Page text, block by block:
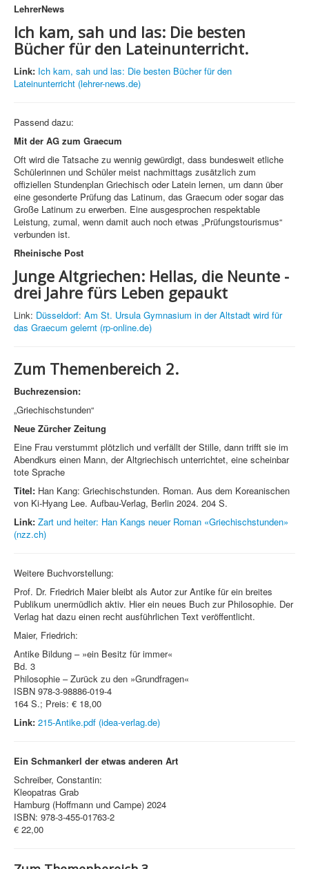
LehrerNews
Ich kam, sah und las: Die besten
Bücher für den Lateinunterricht.
Link: Ich kam, sah und las: Die besten Bücher für den
Lateinunterricht (lehrer-news.de)
Passend dazu:
Mit der AG zum Graecum
Oft wird die Tatsache zu wennig gewürdigt, dass bundesweit etliche
Schülerinnen und Schüler meist nachmittags zusätzlich zum
offiziellen Stundenplan Griechisch oder Latein lernen, um dann über
eine gesonderte Prüfung das Latinum, das Graecum oder sogar das
Große Latinum zu erwerben. Eine ausgesprochen respektable
Leistung, zumal, wenn damit auch noch etwas „Prüfungstourismus“
verbunden ist.
Rheinische Post
Junge Altgriechen: Hellas, die Neunte -
drei Jahre fürs Leben gepaukt
Link: Düsseldorf: Am St. Ursula Gymnasium in der Altstadt wird für
das Graecum gelernt (rp-online.de)
Zum Themenbereich 2.
Buchrezension:
„Griechischstunden“
Neue Zürcher Zeitung
Eine Frau verstummt plötzlich und verfällt der Stille, dann trifft sie im
Abendkurs einen Mann, der Altgriechisch unterrichtet, eine scheinbar
tote Sprache
Titel: Han Kang: Griechischstunden. Roman. Aus dem Koreanischen
von Ki-Hyang Lee. Aufbau-Verlag, Berlin 2024. 204 S.
Link: Zart und heiter: Han Kangs neuer Roman «Griechischstunden»
(nzz.ch)
Weitere Buchvorstellung:
Prof. Dr. Friedrich Maier bleibt als Autor zur Antike für ein breites
Publikum unermüdlich aktiv. Hier ein neues Buch zur Philosophie. Der
Verlag hat dazu einen recht ausführlichen Text veröffentlicht.
Maier, Friedrich:
Antike Bildung – »ein Besitz für immer«
Bd. 3
Philosophie – Zurück zu den »Grundfragen«
ISBN 978-3-98886-019-4
164 S.; Preis: € 18,00
Link: 215-Antike.pdf (idea-verlag.de)
Ein Schmankerl der etwas anderen Art
Schreiber, Constantin:
Kleopatras Grab
Hamburg (Hoffmann und Campe) 2024
ISBN: 978-3-455-01763-2
€ 22,00